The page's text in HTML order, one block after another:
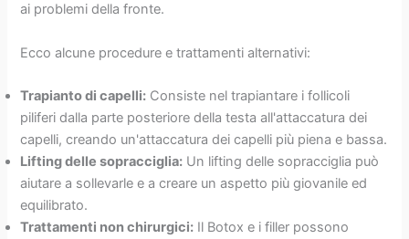
ai problemi della fronte.
Ecco alcune procedure e trattamenti alternativi:
Trapianto di capelli: Consiste nel trapiantare i follicoli
piliferi dalla parte posteriore della testa all'attaccatura dei
capelli, creando un'attaccatura dei capelli più piena e bassa.
Lifting delle sopracciglia: Un lifting delle sopracciglia può
aiutare a sollevarle e a creare un aspetto più giovanile ed
equilibrato.
Trattamenti non chirurgici: Il Botox e i filler possono